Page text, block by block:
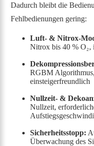
Dadurch bleibt die
Fehlbedienungen gering:
Luft- & Nitrox-
Nitrox bis 40 % O₂,
RGBM
einsteigerfreundlich
Nullzeit- &
Nullzeit,
Sicherheitsstopp:
Überwachung des